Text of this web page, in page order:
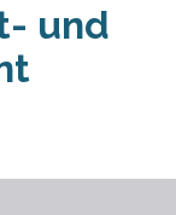
und